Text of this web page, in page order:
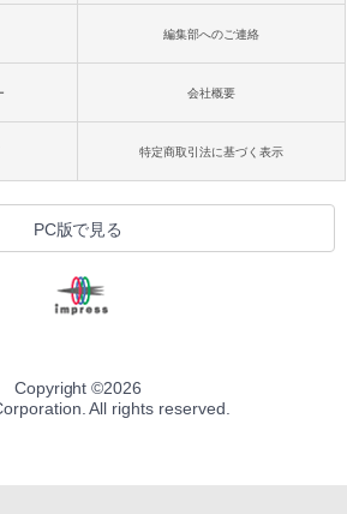
編集部へのご連絡
会社概要
特定商取引法に基づく表示
PC版で見る
Copyright ©2026
All rights reserved.